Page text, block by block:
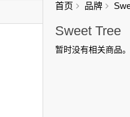
首页 品牌
Sweet Tree
暂时没有相关商品。